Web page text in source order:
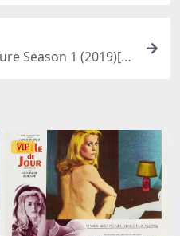
Season 1 (2019)[百
VIP